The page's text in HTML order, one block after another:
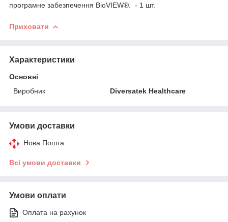
програмне забезпечення BioVIEW®. - 1 шт.
Приховати
Характеристики
Основні
Виробник
Diversatek Healthcare
Умови доставки
Нова Пошта
Всі умови доставки
Умови оплати
Оплата на рахунок